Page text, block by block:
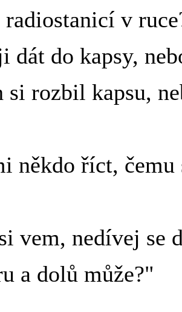
v
dát do kapsy,
si rozbil kapsu,
někdo říct, čemu
vem, nedívej se
a dolů může?"